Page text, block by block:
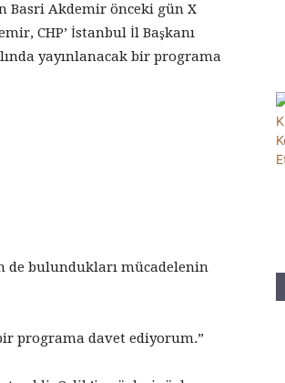
Basri Akdemir önceki gün X
CHP’ İstanbul İl Başkanı
yayınlanacak bir programa
de bulundukları mücadelenin
programa davet ediyorum.”